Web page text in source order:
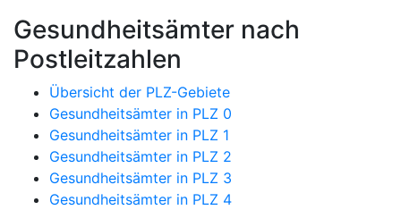
Gesundheitsämter nach
Postleitzahlen
Übersicht der PLZ-Gebiete
Gesundheitsämter in PLZ 0
Gesundheitsämter in PLZ 1
Gesundheitsämter in PLZ 2
Gesundheitsämter in PLZ 3
Gesundheitsämter in PLZ 4